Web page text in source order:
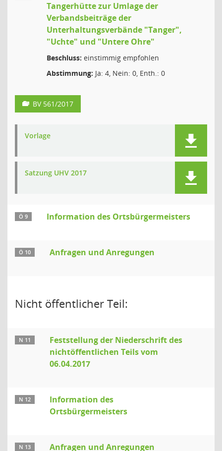
Tangerhütte zur Umlage der
Verbandsbeiträge der
Unterhaltungsverbände "Tanger",
"Uchte" und "Untere Ohre"
Beschluss: einstimmig empfohlen
Abstimmung: Ja: 4, Nein: 0, Enth.: 0
BV 561/2017
Vorlage
Satzung UHV 2017
Ö 9 Information des Ortsbürgermeisters
Ö 10 Anfragen und Anregungen
Nicht öffentlicher Teil:
N 11
Feststellung der Niederschrift des
nichtöffentlichen Teils vom
06.04.2017
N 12
Information des
Ortsbürgermeisters
N 13 Anfragen und Anregungen